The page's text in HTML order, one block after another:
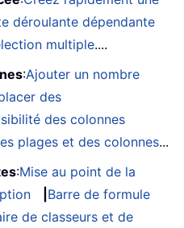
déroulante dépendante
multiple....
:Ajouter un nombre
des
des colonnes
plages et des colonnes...
:Mise au point de la
Barre de formule
de classeurs et de